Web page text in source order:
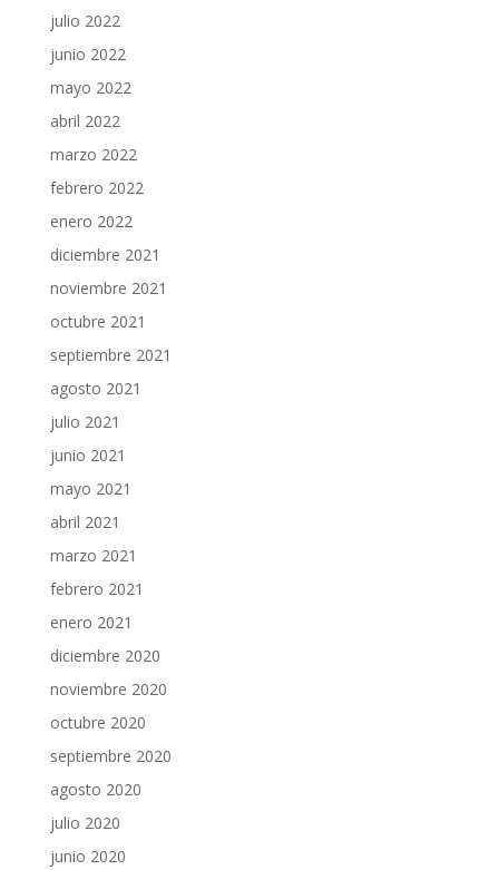
julio 2022
junio 2022
mayo 2022
abril 2022
marzo 2022
febrero 2022
enero 2022
diciembre 2021
noviembre 2021
octubre 2021
septiembre 2021
agosto 2021
julio 2021
junio 2021
mayo 2021
abril 2021
marzo 2021
febrero 2021
enero 2021
diciembre 2020
noviembre 2020
octubre 2020
septiembre 2020
agosto 2020
julio 2020
junio 2020